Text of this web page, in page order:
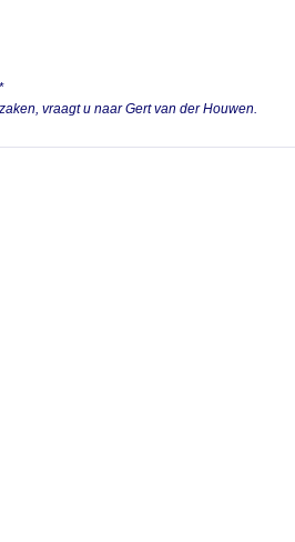
vraagt u naar Gert van der Houwen.